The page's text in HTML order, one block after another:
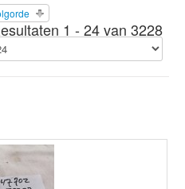
1 - 24 van 3228